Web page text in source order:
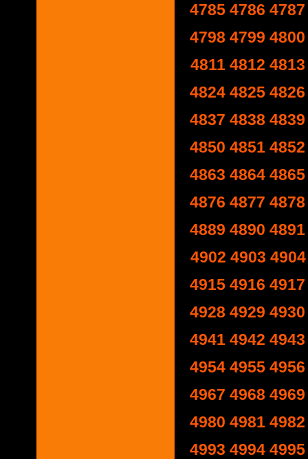
4785 4786 4787
4798 4799 4800
4811 4812 4813
4824 4825 4826
4837 4838 4839
4850 4851 4852
4863 4864 4865
4876 4877 4878
4889 4890 4891
4902 4903 4904
4915 4916 4917
4928 4929 4930
4941 4942 4943
4954 4955 4956
4967 4968 4969
4980 4981 4982
4993 4994 4995